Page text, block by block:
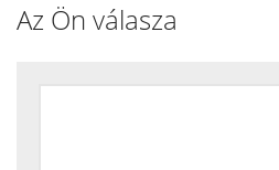
Az Ön válasza